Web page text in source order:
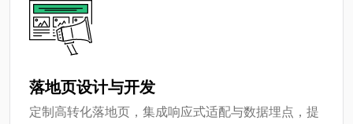
落地页设计与开发
定制高转化落地页，集成响应式适配与数据埋点，提